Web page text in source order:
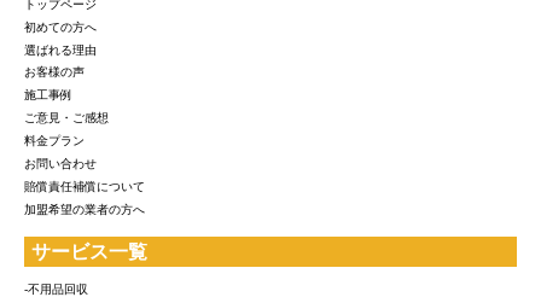
トップページ
初めての方へ
選ばれる理由
お客様の声
施工事例
ご意見・ご感想
料金プラン
お問い合わせ
賠償責任補償について
加盟希望の業者の方へ
サービス一覧
-不用品回収